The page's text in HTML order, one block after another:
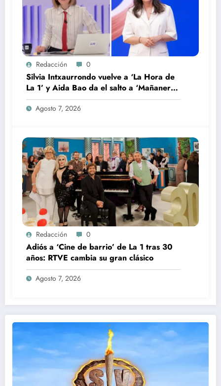
Redacción 0
Silvia Intxaurrondo vuelve a ‘La Hora de
La 1’ y Aida Bao da el salto a ‘Mañaneros
360’
Agosto 7, 2026
Redacción 0
Adiós a ‘Cine de barrio’ de La 1 tras 30
años: RTVE cambia su gran clásico
Agosto 7, 2026